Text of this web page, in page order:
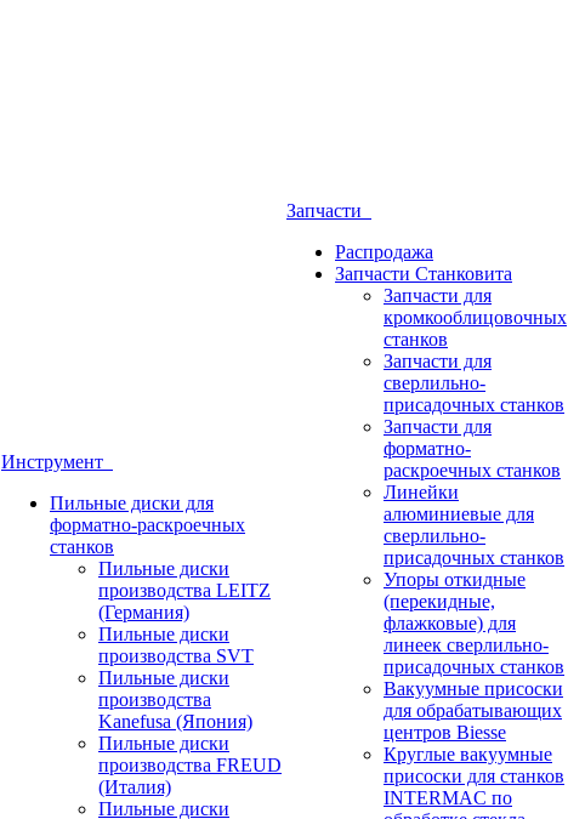
Инструмент
Пильные диски для
форматно-раскроечных
станков
Пильные диски
производства LEITZ
(Германия)
Пильные диски
производства SVT
Пильные диски
производства
Kanefusa (Япония)
Пильные диски
производства FREUD
(Италия)
Пильные диски
Запчасти
Распродажа
Запчасти Станковита
Запчасти для
кромкооблицовочных
станков
Запчасти для
сверлильно-
присадочных станков
Запчасти для
форматно-
раскроечных станков
Линейки
алюминиевые для
сверлильно-
присадочных станков
Упоры откидные
(перекидные,
флажковые) для
линеек сверлильно-
присадочных станков
Вакуумные присоски
для обрабатывающих
центров Biesse
Круглые вакуумные
присоски для станков
INTERMAC по